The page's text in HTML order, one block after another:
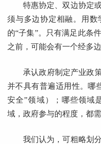
特惠协定、双边协定
须与多边协定相融。用数
的“子集”。只有满足此条
之前，可能会有一个经多
承认政府制定产业政
并不具有普遍适用性。哪
安全”领域）；哪些领域
域，政府参与的程度，都
我们认为，可粗略划